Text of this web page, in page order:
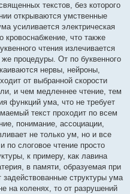
текстов, без которого
открываются умственные
усиливается электрическая
кровоснабжение, что также
чтения излечивается
процедуры. От по буквенного
нервы, нейроны,
от выбранной скорости
и чем медленнее чтение, тем
функций ума, что не требует
текст проходит по всем
понимание, ассоциации,
не только ум, но и все
по слоговое чтение просто
к примеру, как лавина
в памяти, образуемая при
структуры ума
на коленях, то от разрушений